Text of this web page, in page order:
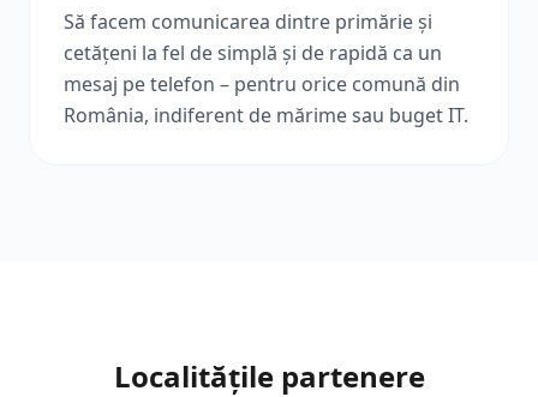
Să facem comunicarea dintre primărie și
cetățeni la fel de simplă și de rapidă ca un
mesaj pe telefon – pentru orice comună din
România, indiferent de mărime sau buget IT.
Localitățile partenere